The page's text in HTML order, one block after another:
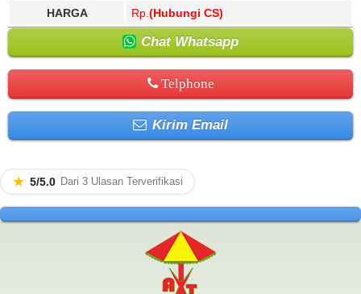
HARGA Rp. (Hubungi CS)
Chat Whatsapp
Telphone
Kirim Email
★ 5/5.0 Dari 3 Ulasan Terverifikasi